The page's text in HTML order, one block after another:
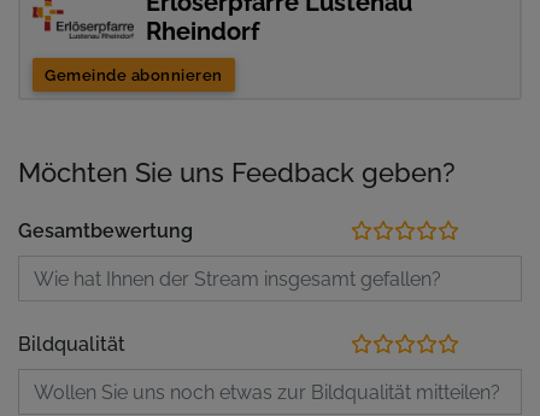
Rheindorf
Gemeinde abonnieren
Möchten Sie uns Feedback geben?
Gesamtbewertung
Bildqualität